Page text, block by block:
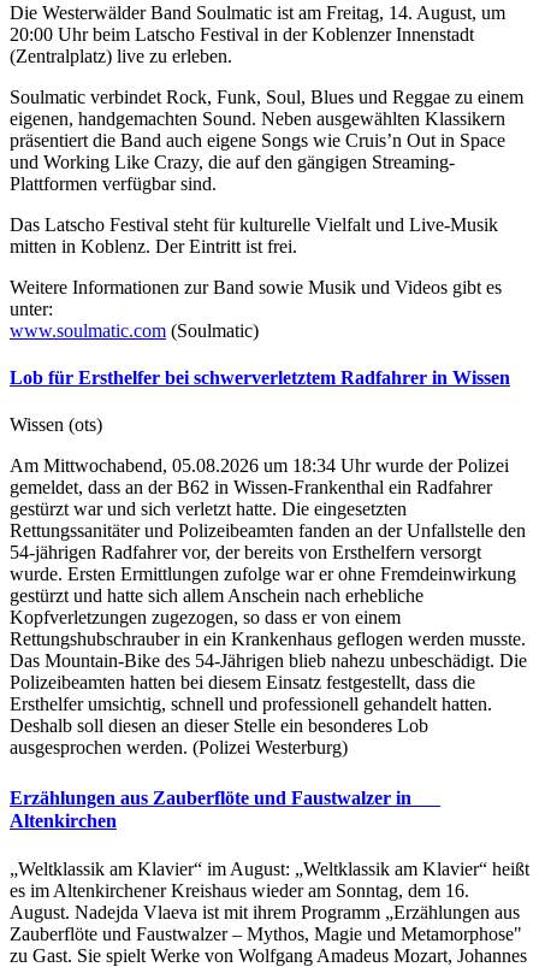
Die Westerwälder Band Soulmatic ist am Freitag, 14. August, um
20:00 Uhr beim Latscho Festival in der Koblenzer Innenstadt
(Zentralplatz) live zu erleben.
Soulmatic verbindet Rock, Funk, Soul, Blues und Reggae zu einem
eigenen, handgemachten Sound. Neben ausgewählten Klassikern
präsentiert die Band auch eigene Songs wie Cruis’n Out in Space
und Working Like Crazy, die auf den gängigen Streaming-
Plattformen verfügbar sind.
Das Latscho Festival steht für kulturelle Vielfalt und Live-Musik
mitten in Koblenz. Der Eintritt ist frei.
Weitere Informationen zur Band sowie Musik und Videos gibt es
unter:
www.soulmatic.com (Soulmatic)
Lob für Ersthelfer bei schwerverletztem Radfahrer in Wissen
Wissen (ots)
Am Mittwochabend, 05.08.2026 um 18:34 Uhr wurde der Polizei
gemeldet, dass an der B62 in Wissen-Frankenthal ein Radfahrer
gestürzt war und sich verletzt hatte. Die eingesetzten
Rettungssanitäter und Polizeibeamten fanden an der Unfallstelle den
54-jährigen Radfahrer vor, der bereits von Ersthelfern versorgt
wurde. Ersten Ermittlungen zufolge war er ohne Fremdeinwirkung
gestürzt und hatte sich allem Anschein nach erhebliche
Kopfverletzungen zugezogen, so dass er von einem
Rettungshubschrauber in ein Krankenhaus geflogen werden musste.
Das Mountain-Bike des 54-Jährigen blieb nahezu unbeschädigt. Die
Polizeibeamten hatten bei diesem Einsatz festgestellt, dass die
Ersthelfer umsichtig, schnell und professionell gehandelt hatten.
Deshalb soll diesen an dieser Stelle ein besonderes Lob
ausgesprochen werden. (Polizei Westerburg)
Erzählungen aus Zauberflöte und Faustwalzer in
Altenkirchen
„Weltklassik am Klavier“ im August: „Weltklassik am Klavier“ heißt
es im Altenkirchener Kreishaus wieder am Sonntag, dem 16.
August. Nadejda Vlaeva ist mit ihrem Programm „Erzählungen aus
Zauberflöte und Faustwalzer – Mythos, Magie und Metamorphose"
zu Gast. Sie spielt Werke von Wolfgang Amadeus Mozart, Johannes